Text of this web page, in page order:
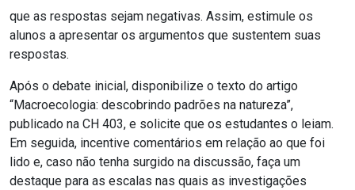
que as respostas sejam negativas. Assim, estimule os
alunos a apresentar os argumentos que sustentem suas
respostas.
Após o debate inicial, disponibilize o texto do artigo
“Macroecologia: descobrindo padrões na natureza”,
publicado na CH 403, e solicite que os estudantes o leiam.
Em seguida, incentive comentários em relação ao que foi
lido e, caso não tenha surgido na discussão, faça um
destaque para as escalas nas quais as investigações